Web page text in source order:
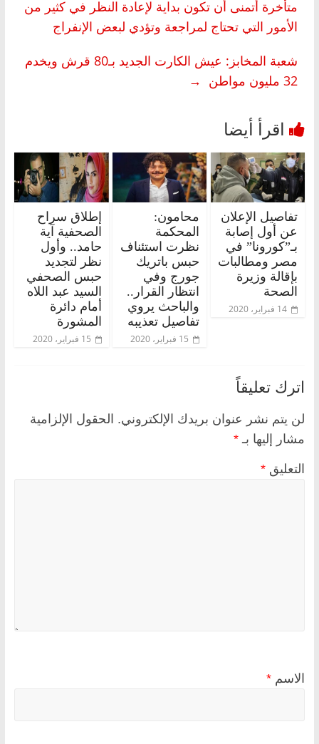
متأخرة أتمنى أن تكون بداية لإعادة النظر في كثير من
الأمور التي تحتاج لمراجعة وتؤدي لبعض الإنفراج
شعبة المخابز: عيش الكارت الجديد بـ80 قرش ويخدم
32 مليون مواطن
→
تفاصيل الإعلان
عن أول إصابة
بـ”كورونا” في
مصر ومطالبات
بإقالة وزيرة
الصحة
14 فبراير، 2020
محامون:
المحكمة
نظرت استئناف
حبس باتريك
جورج وفي
انتظار القرار..
والباحث يروي
تفاصيل تعذيبه
15 فبراير، 2020
إطلاق سراح
الصحفية آية
حامد.. وأول
نظر لتجديد
حبس الصحفي
السيد عبد اللاه
أمام دائرة
المشورة
15 فبراير، 2020
اترك تعليقاً
لن يتم نشر عنوان بريدك الإلكتروني. الحقول الإلزامية
مشار إليها بـ *
التعليق *
الاسم *